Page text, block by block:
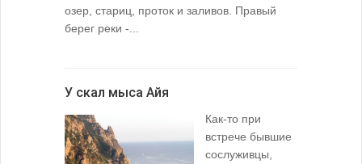
озер, стариц, проток и заливов. Правый
берег реки -...
У скал мыса Айя
Как-то при
встрече бывшие
сослуживцы,